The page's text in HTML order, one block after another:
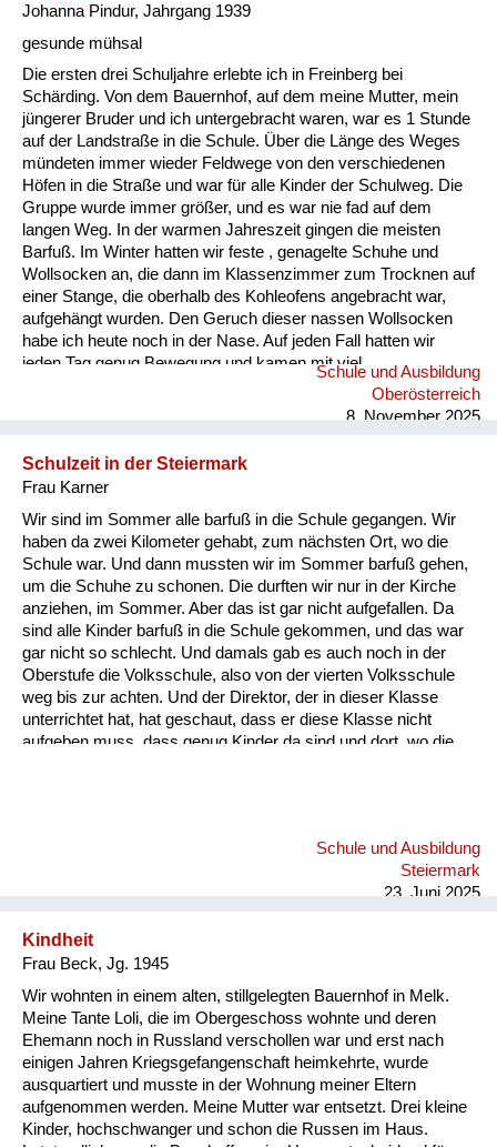
Kategorie
Besatzungsmächte
Frauen, Mütter, Kinder
Versorgung
Heimkehrer
Fluchtgeschichten
Familiengeschichten
Schule und Ausbildung
Wiederaufbau und
Wohnen
Johanna Pindur, Jahrgang 1939
gesunde mühsal
Die ersten drei Schuljahre erlebte ich in Freinberg bei
Schärding. Von dem Bauernhof, auf dem meine Mutter, mein
jüngerer Bruder und ich untergebracht waren, war es 1 Stunde
auf der Landstraße in die Schule. Über die Länge des Weges
mündeten immer wieder Feldwege von den verschiedenen
Höfen in die Straße und war für alle Kinder der Schulweg. Die
Gruppe wurde immer größer, und es war nie fad auf dem
langen Weg. In der warmen Jahreszeit gingen die meisten
Barfuß. Im Winter hatten wir feste , genagelte Schuhe und
Wollsocken an, die dann im Klassenzimmer zum Trocknen auf
einer Stange, die oberhalb des Kohleofens angebracht war,
aufgehängt wurden. Den Geruch dieser nassen Wollsocken
habe ich heute noch in der Nase. Auf jeden Fall hatten wir
jeden Tag genug Bewegung und kamen mit vielSchule und Ausbildung
Oberösterreich
8. November 2025
Schulzeit in der Steiermark
Frau Karner
Wir sind im Sommer alle barfuß in die Schule gegangen. Wir
haben da zwei Kilometer gehabt, zum nächsten Ort, wo die
Schule war. Und dann mussten wir im Sommer barfuß gehen,
um die Schuhe zu schonen. Die durften wir nur in der Kirche
anziehen, im Sommer. Aber das ist gar nicht aufgefallen. Da
sind alle Kinder barfuß in die Schule gekommen, und das war
gar nicht so schlecht. Und damals gab es auch noch in der
Oberstufe die Volksschule, also von der vierten Volksschule
weg bis zur achten. Und der Direktor, der in dieser Klasse
unterrichtet hat, hat geschaut, dass er diese Klasse nicht
aufgeben muss, dass genug Kinder da sind und dort, wo die
sich aber geweigert. Er hat geschaut, dass wir dann in die
Hauptschule kommen. Die war dann sieben Kilometer...
Schule und Ausbildung
Steiermark
23. Juni 2025
Kindheit
Frau Beck, Jg. 1945
Wir wohnten in einem alten, stillgelegten Bauernhof in Melk.
Meine Tante Loli, die im Obergeschoss wohnte und deren
Ehemann noch in Russland verschollen war und erst nach
einigen Jahren Kriegsgefangenschaft heimkehrte, wurde
ausquartiert und musste in der Wohnung meiner Eltern
aufgenommen werden. Meine Mutter war entsetzt. Drei kleine
Kinder, hochschwanger und schon die Russen im Haus.